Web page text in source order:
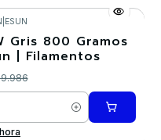
ESUN
Gris 800 Gramos
| Filamentos